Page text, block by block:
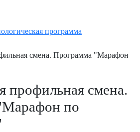
программа
смена. Программа "Марафон
профильная смена.
по